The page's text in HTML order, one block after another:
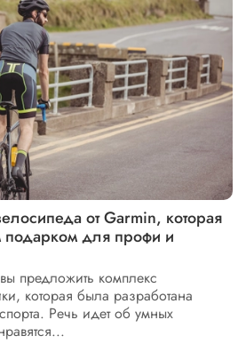
от Garmin, которая
подарком для профи и
предложить комплекс
которая была разработана
Речь идет об умных